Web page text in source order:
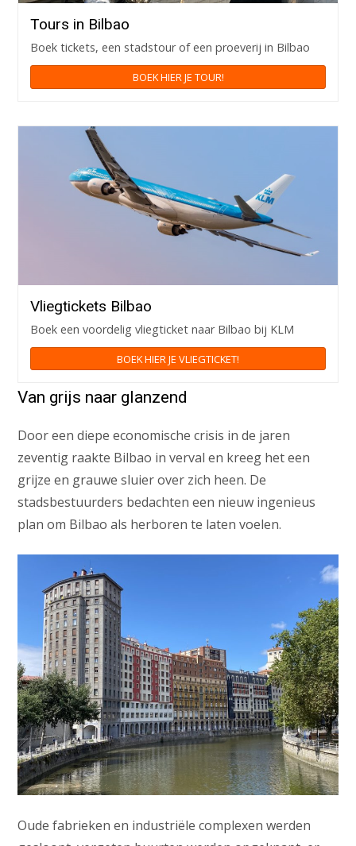
Tours in Bilbao
Boek tickets, een stadstour of een proeverij in Bilbao
BOEK HIER JE TOUR!
Vliegtickets Bilbao
Boek een voordelig vliegticket naar Bilbao bij KLM
BOEK HIER JE VLIEGTICKET!
Van grijs naar glanzend
Door een diepe economische crisis in de jaren
zeventig raakte Bilbao in verval en kreeg het een
grijze en grauwe sluier over zich heen. De
stadsbestuurders bedachten een nieuw ingenieus
plan om Bilbao als herboren te laten voelen.
Oude fabrieken en industriële complexen werden